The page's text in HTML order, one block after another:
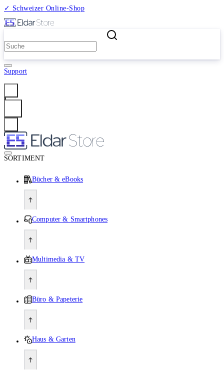
✓ Schweizer Online-Shop
Support
SORTIMENT
Bücher & eBooks
Computer & Smartphones
Multimedia & TV
Büro & Papeterie
Haus & Garten